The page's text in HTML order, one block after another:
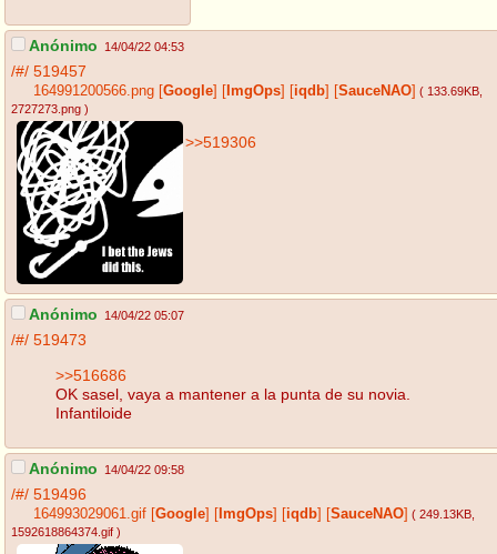
Anónimo 14/04/22 04:53
/#/ 519457
164991200566.png Google ImgOps iqdb SauceNAO ( 133.69KB
2727273.png )
>>519306
Anónimo 14/04/22 05:07
/#/ 519473
>>516686
OK sasel, vaya a mantener a la punta de su novia.
Infantiloide
Anónimo 14/04/22 09:58
/#/ 519496
164993029061.gif Google ImgOps iqdb SauceNAO ( 249.13KB
1592618864374.gif )